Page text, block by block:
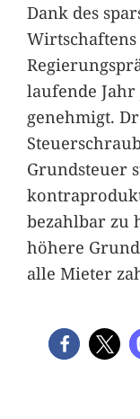
Dank des
Wirtschaftens
laufende
genehmigt.
Grundsteuer
bezahlbar zu
höhere
alle Mieter